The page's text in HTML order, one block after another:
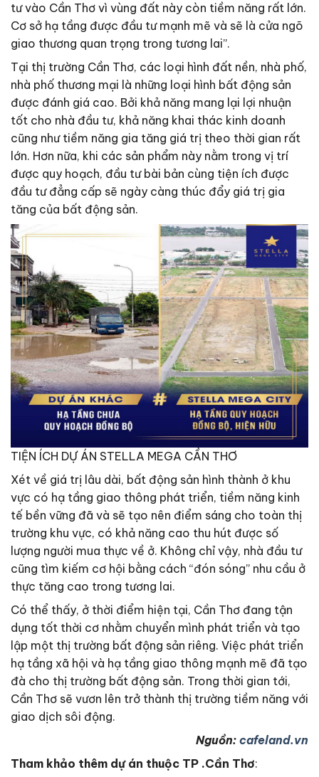
tư vào Cần Thơ vì vùng đất này còn tiềm năng rất lớn.
Cơ sở hạ tầng được đầu tư mạnh mẽ và sẽ là cửa ngõ
giao thương quan trọng trong tương lai”.
Tại thị trường Cần Thơ, các loại hình đất nền, nhà phố,
nhà phố thương mại là những loại hình bất động sản
được đánh giá cao. Bởi khả năng mang lại lợi nhuận
tốt cho nhà đầu tư, khả năng khai thác kinh doanh
cũng như tiềm năng gia tăng giá trị theo thời gian rất
lớn. Hơn nữa, khi các sản phẩm này nằm trong vị trí
được quy hoạch, đầu tư bài bản cùng tiện ích được
đầu tư đẳng cấp sẽ ngày càng thúc đẩy giá trị gia
tăng của bất động sản.
TIỆN ÍCH DỰ ÁN STELLA MEGA CẦN THƠ
Xét về giá trị lâu dài, bất động sản hình thành ở khu
vực có hạ tầng giao thông phát triển, tiềm năng kinh
tế bền vững đã và sẽ tạo nên điểm sáng cho toàn thị
trường khu vực, có khả năng cao thu hút được số
lượng người mua thực về ở. Không chỉ vậy, nhà đầu tư
cũng tìm kiếm cơ hội bằng cách “đón sóng” nhu cầu ở
thực tăng cao trong tương lai.
Có thể thấy, ở thời điểm hiện tại, Cần Thơ đang tận
dụng tốt thời cơ nhằm chuyển mình phát triển và tạo
lập một thị trường bất động sản riêng. Việc phát triển
hạ tầng xã hội và hạ tầng giao thông mạnh mẽ đã tạo
đà cho thị trường bất động sản. Trong thời gian tới,
Cần Thơ sẽ vươn lên trở thành thị trường tiềm năng với
giao dịch sôi động.
Nguồn: cafeland.vn
Tham khảo thêm dự án thuộc TP .Cần Thơ: